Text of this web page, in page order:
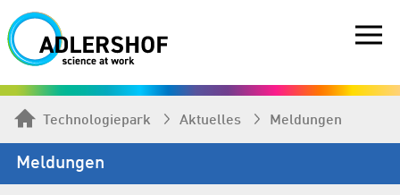
Technologiepark Aktuelles Meldungen
Meldungen